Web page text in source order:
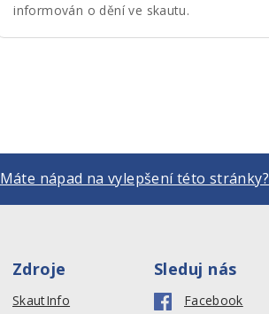
informován o dění ve skautu.
Máte nápad na vylepšení této stránky?
Zdroje
SkautInfo
Sleduj nás
Facebook